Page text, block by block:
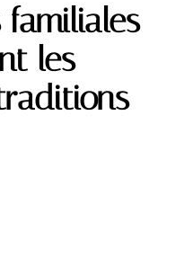
familiales
les